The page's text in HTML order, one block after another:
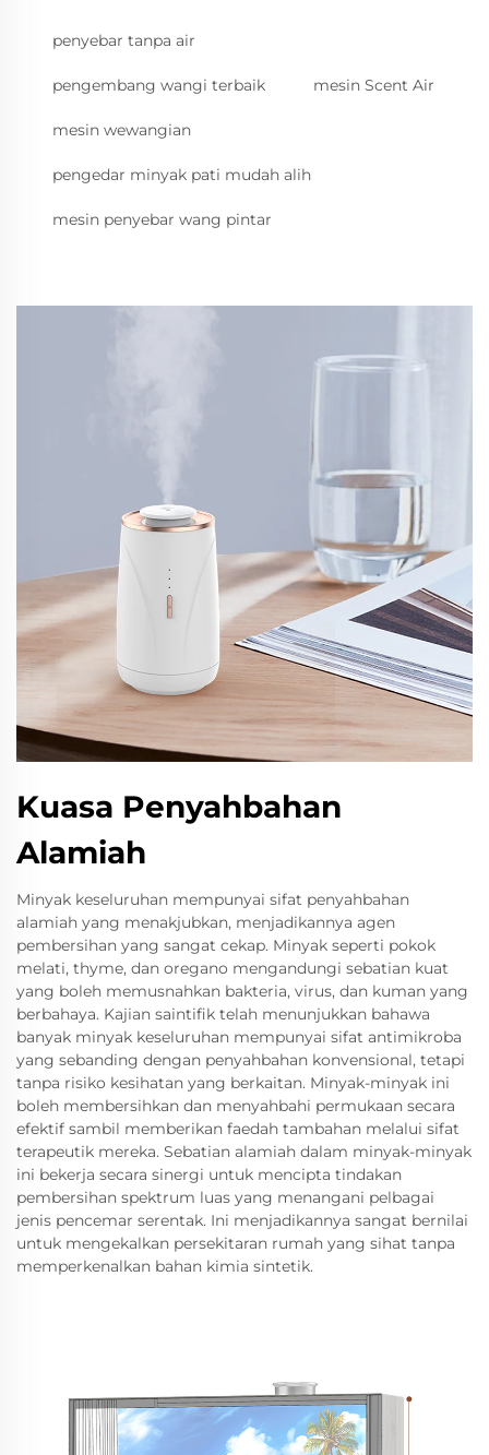
penyebar tanpa air
pengembang wangi terbaik mesin Scent Air
mesin wewangian
pengedar minyak pati mudah alih
mesin penyebar wang pintar
Kuasa Penyahbahan
Alamiah
Minyak keseluruhan mempunyai sifat penyahbahan
alamiah yang menakjubkan, menjadikannya agen
pembersihan yang sangat cekap. Minyak seperti pokok
melati, thyme, dan oregano mengandungi sebatian kuat
yang boleh memusnahkan bakteria, virus, dan kuman yang
berbahaya. Kajian saintifik telah menunjukkan bahawa
banyak minyak keseluruhan mempunyai sifat antimikroba
yang sebanding dengan penyahbahan konvensional, tetapi
tanpa risiko kesihatan yang berkaitan. Minyak-minyak ini
boleh membersihkan dan menyahbahi permukaan secara
efektif sambil memberikan faedah tambahan melalui sifat
terapeutik mereka. Sebatian alamiah dalam minyak-minyak
ini bekerja secara sinergi untuk mencipta tindakan
pembersihan spektrum luas yang menangani pelbagai
jenis pencemar serentak. Ini menjadikannya sangat bernilai
untuk mengekalkan persekitaran rumah yang sihat tanpa
memperkenalkan bahan kimia sintetik.